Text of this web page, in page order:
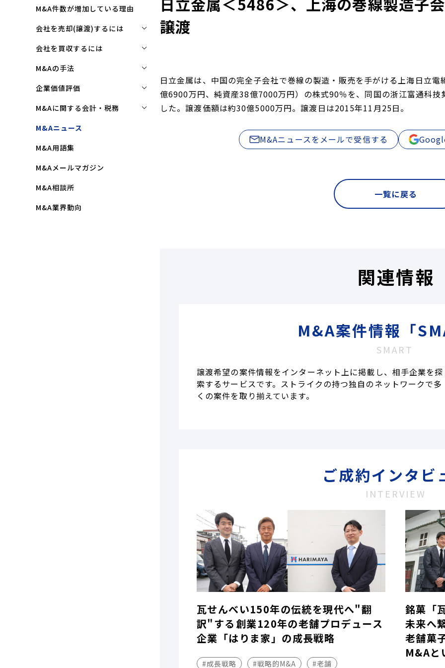
M&A件数が増加している理由
会社を売却(譲渡)するには
会社を売却(譲渡)するには
M&Aで売れる会社の条件とは
M&Aで買い手はここを見る
会社を買収するには
会社を買収するには
企業買収を成功させるポイント
買収監査(デューディリジェン
ス)とは
クロージングと引継ぎ
企業買収の流れと手順
M&Aの手法
株式譲渡
第三者割当増資
資本業務提携
企業価値評価
企業価値評価(バリュエーショ
企業評価と売買価格の違い
中小企業M&Aにおける企業価値
ン)の算定方法
純資産法(コストアプローチ)
M&Aに関する会計・税務
株式譲渡にかかる税金(個人・
事業譲渡にかかる税金(個人・
法人)
M&Aにおける節税(役職退職金
スキーム)
赤字・債務超過会社の買収制限
M&Aニュース
M&A用語集
M&Aメールマガジン
M&A相談所
M&A業界動向
譲渡
日立金属は、中国の完全子会社で巻線の製造・販売を手がける上海日立
億6900万円、純資産38億7000万円）の株式90％を、同国の浙江富通科
した。譲渡価額は約30億5000万円。譲渡日は2015年11月25日。
M&Aニュースをメールで受信する
一覧に戻る
関連情報
M&A案件情報「
SMART
譲渡希望の案件情報をインターネット上に掲載し、相手企業を探
索するサービスです。ストライクの持つ独自のネットワークで多
くの案件を取り揃えています。
ご成約インタビ
INTERVIEW
瓦せんべい150年の伝統を現代へ"翻
訳"する――創業120年の老舗プロデュース
企業「はりま家」の成長戦略
#成長戦略 #戦略的M&A #老舗
銘菓「
未来へ
老舗菓
M&Aと